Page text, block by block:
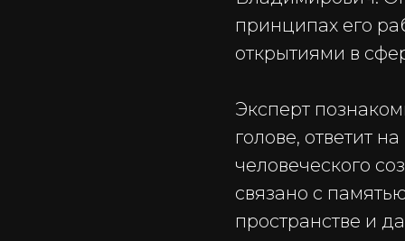
принципах его
открытиями в
Эксперт
голове, ответит
человеческого
связано с
пространстве и